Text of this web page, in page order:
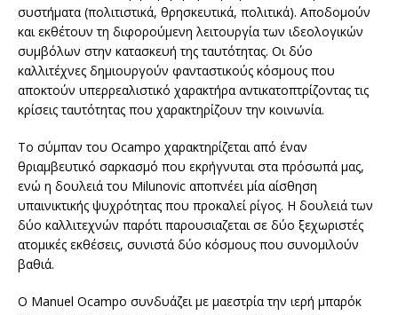
συστήματα (πολιτιστικά, θρησκευτικά, πολιτικά). Αποδομούν
και εκθέτουν τη διφορούμενη λειτουργία των ιδεολογικών
συμβόλων στην κατασκευή της ταυτότητας. Οι δύο
καλλιτέχνες δημιουργούν φανταστικούς κόσμους που
αποκτούν υπερρεαλιστικό χαρακτήρα αντικατοπτρίζοντας τις
κρίσεις ταυτότητας που χαρακτηρίζουν την κοινωνία.
Το σύμπαν του Ocampo χαρακτηρίζεται από έναν
θριαμβευτικό σαρκασμό που εκρήγνυται στα πρόσωπά μας,
ενώ η δουλειά του Milunovic αποπνέει μία αίσθηση
υπαινικτικής ψυχρότητας που προκαλεί ρίγος. Η δουλειά των
δύο καλλιτεχνών παρότι παρουσιαζεται σε δύο ξεχωριστές
ατομικές εκθέσεις, συνιστά δύο κόσμους που συνομιλούν
βαθιά.
Ο Manuel Ocampo συνδυάζει με μαεστρία την ιερή μπαρόκ